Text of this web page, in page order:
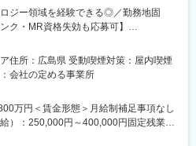
貢献する製品を提供し、社会的意義の
ンパニーであるデンツプライシロナの
品には、消耗品、装置、テクノロジ
顧客の様々な課題に対し、解決のため
することができます。
ロジー領域を経験できる◎／勤務地固
ク・MR資格失効も応募可】
を担当いただくMRを募集します。MR
ョン
住所：広島県 受動喫煙対策：屋内喫煙
会社の定める事業所
万円＜賃金形態＞月給制補足事項なし
）：250,000円～400,000円固定残業手